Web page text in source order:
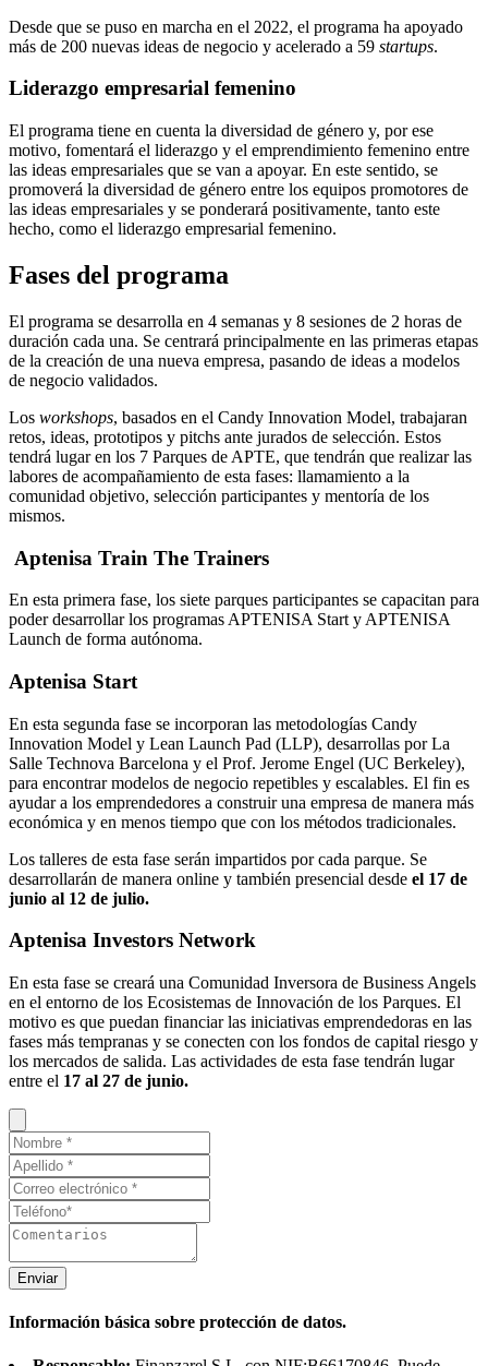
Desde que se puso en marcha en el 2022, el programa ha apoyado
más de 200 nuevas ideas de negocio y acelerado a 59 startups.
Liderazgo empresarial femenino
El programa tiene en cuenta la diversidad de género y, por ese
motivo, fomentará el liderazgo y el emprendimiento femenino entre
las ideas empresariales que se van a apoyar. En este sentido, se
promoverá la diversidad de género entre los equipos promotores de
las ideas empresariales y se ponderará positivamente, tanto este
hecho, como el liderazgo empresarial femenino.
Fases del programa
El programa se desarrolla en 4 semanas y 8 sesiones de 2 horas de
duración cada una. Se centrará principalmente en las primeras etapas
de la creación de una nueva empresa, pasando de ideas a modelos
de negocio validados.
Los workshops, basados en el Candy Innovation Model, trabajaran
retos, ideas, prototipos y pitchs ante jurados de selección. Estos
tendrá lugar en los 7 Parques de APTE, que tendrán que realizar las
labores de acompañamiento de esta fases: llamamiento a la
comunidad objetivo, selección participantes y mentoría de los
mismos.
Aptenisa Train The Trainers
En esta primera fase, los siete parques participantes se capacitan para
poder desarrollar los programas APTENISA Start y APTENISA
Launch de forma autónoma.
Aptenisa Start
En esta segunda fase se incorporan las metodologías Candy
Innovation Model y Lean Launch Pad (LLP), desarrollas por La
Salle Technova Barcelona y el Prof. Jerome Engel (UC Berkeley),
para encontrar modelos de negocio repetibles y escalables. El fin es
ayudar a los emprendedores a construir una empresa de manera más
económica y en menos tiempo que con los métodos tradicionales.
Los talleres de esta fase serán impartidos por cada parque. Se
desarrollarán de manera online y también presencial desde el 17 de
junio al 12 de julio.
Aptenisa Investors Network
En esta fase se creará una Comunidad Inversora de Business Angels
en el entorno de los Ecosistemas de Innovación de los Parques. El
motivo es que puedan financiar las iniciativas emprendedoras en las
fases más tempranas y se conecten con los fondos de capital riesgo y
los mercados de salida. Las actividades de esta fase tendrán lugar
entre el 17 al 27 de junio.
Enviar
Información básica sobre protección de datos.